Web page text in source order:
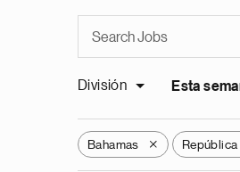
División Esta
Bahamas X